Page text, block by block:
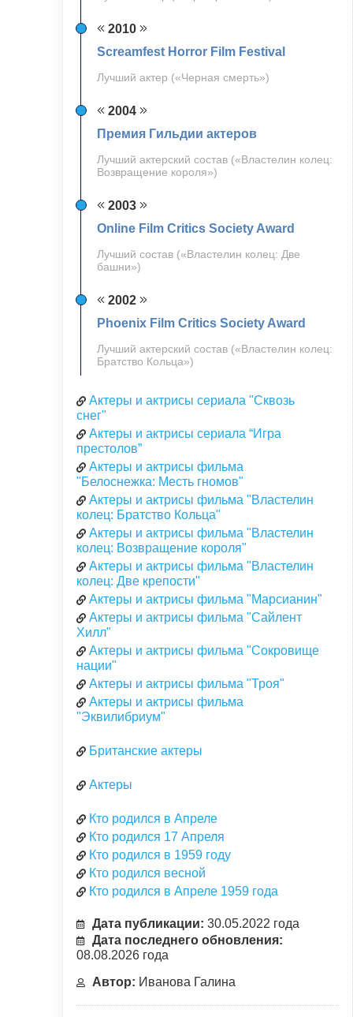
2010
Screamfest Horror Film Festival
Лучший актер («Черная смерть»)
2004
Премия Гильдии актеров
Лучший актерский состав («Властелин колец:
Возвращение короля»)
2003
Online Film Critics Society Award
Лучший состав («Властелин колец: Две
башни»)
2002
Phoenix Film Critics Society Award
Лучший актерский состав («Властелин колец:
Братство Кольца»)
Актеры и актрисы сериала "Сквозь
снег"
Актеры и актрисы сериала “Игра
престолов”
Актеры и актрисы фильма
"Белоснежка: Месть гномов"
Актеры и актрисы фильма "Властелин
колец: Братство Кольца"
Актеры и актрисы фильма "Властелин
колец: Возвращение короля"
Актеры и актрисы фильма "Властелин
колец: Две крепости"
Актеры и актрисы фильма "Марсианин"
Актеры и актрисы фильма "Сайлент
Хилл"
Актеры и актрисы фильма "Сокровище
нации"
Актеры и актрисы фильма "Троя"
Актеры и актрисы фильма
"Эквилибриум"
Британские актеры
Актеры
Кто родился в Апреле
Кто родился 17 Апреля
Кто родился в 1959 году
Кто родился весной
Кто родился в Апреле 1959 года
Дата публикации: 30.05.2022 года
Дата последнего обновления:
08.08.2026 года
Автор: Иванова Галина